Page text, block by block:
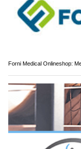
Forni Medical Onlineshop: